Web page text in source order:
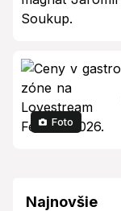
Foto
Najnovšie